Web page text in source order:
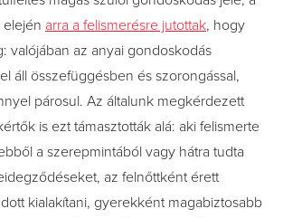
arra a felismerésre jutottak, hogy
valójában az anyai gondoskodás
áll összefüggésben és szorongással,
párosul. Az általunk megkérdezett
is ezt támasztották alá: aki felismerte
a szerepmintából vagy hátra tudta
az felnőttként érett
kialakítani, gyerekként magabiztosabb